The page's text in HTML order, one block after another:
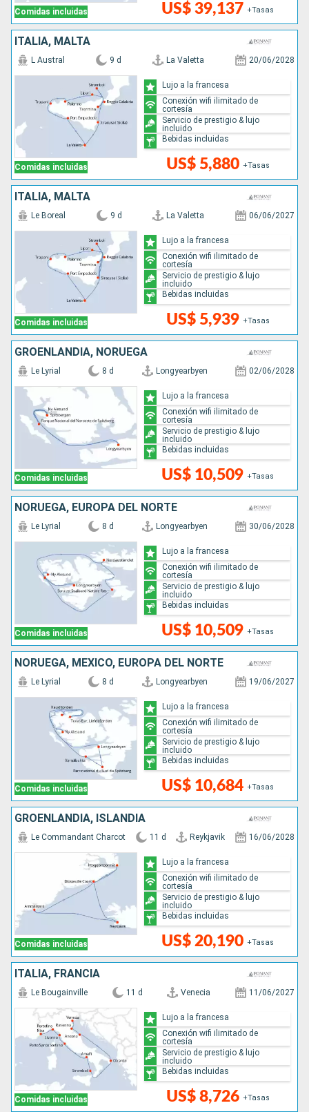
Comidas incluidas US$ 39,137 +Tasas
ITALIA, MALTA
Comidas incluidas
L Austral 9 d La Valetta 20/06/2028
US$ 5,880 +Tasas
Lujo a la francesa
Conexión wifi ilimitado de
cortesía
Servicio de prestigio & lujo
incluido
Bebidas incluidas
ITALIA, MALTA
Comidas incluidas
Le Boreal 9 d La Valetta 06/06/2027
US$ 5,939 +Tasas
Lujo a la francesa
Conexión wifi ilimitado de
cortesía
Servicio de prestigio & lujo
incluido
Bebidas incluidas
GROENLANDIA, NORUEGA
Comidas incluidas
Le Lyrial 8 d Longyearbyen 02/06/2028
US$ 10,509 +Tasas
Lujo a la francesa
Conexión wifi ilimitado de
cortesía
Servicio de prestigio & lujo
incluido
Bebidas incluidas
NORUEGA, EUROPA DEL NORTE
Comidas incluidas
Le Lyrial 8 d Longyearbyen 30/06/2028
US$ 10,509 +Tasas
Lujo a la francesa
Conexión wifi ilimitado de
cortesía
Servicio de prestigio & lujo
incluido
Bebidas incluidas
NORUEGA, MÉXICO, EUROPA DEL NORTE
Comidas incluidas
Le Lyrial 8 d Longyearbyen 19/06/2027
US$ 10,684 +Tasas
Lujo a la francesa
Conexión wifi ilimitado de
cortesía
Servicio de prestigio & lujo
incluido
Bebidas incluidas
GROENLANDIA, ISLANDIA
Comidas incluidas
Le Commandant Charcot 11 d Reykjavik 16/06/2028
US$ 20,190 +Tasas
Lujo a la francesa
Conexión wifi ilimitado de
cortesía
Servicio de prestigio & lujo
incluido
Bebidas incluidas
ITALIA, FRANCIA
Comidas incluidas
Le Bougainville 11 d Venecia 11/06/2027
US$ 8,726 +Tasas
Lujo a la francesa
Conexión wifi ilimitado de
cortesía
Servicio de prestigio & lujo
incluido
Bebidas incluidas